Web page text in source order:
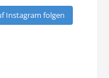
Instagram folgen